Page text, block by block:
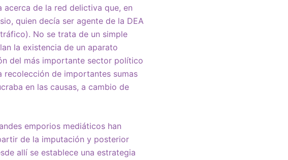
de la red delictiva que, en
quien decía ser agente de la DEA
No se trata de un simple
la existencia de un aparato
del más importante sector político
recolección de importantes sumas
en las causas, a cambio de
emporios mediáticos han
de la imputación y posterior
allí se establece una estrategia